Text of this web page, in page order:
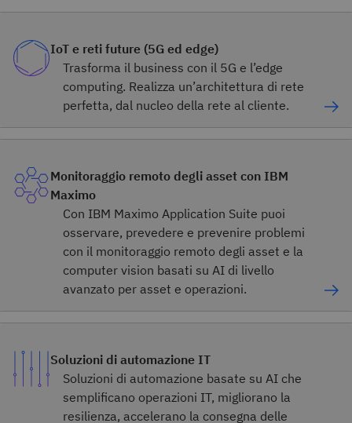
IoT e reti future (5G ed edge)
Trasforma il business con il 5G e l’edge
computing. Realizza un’architettura di rete
perfetta, dal nucleo della rete al cliente.
Monitoraggio remoto degli asset con IBM
Maximo
Con IBM Maximo Application Suite puoi
osservare, prevedere e prevenire problemi
con il monitoraggio remoto degli asset e la
computer vision basati su AI di livello
avanzato per asset e operazioni.
Soluzioni di automazione IT
Soluzioni di automazione basate su AI che
semplificano operazioni IT, migliorano la
resilienza, accelerano la consegna delle